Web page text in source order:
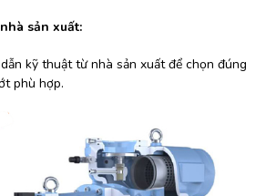
sản xuất:
kỹ thuật từ nhà sản xuất để chọn đúng
phù hợp.